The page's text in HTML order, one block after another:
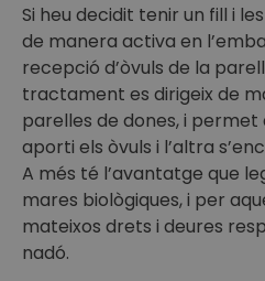
Si heu decidit tenir un fill i
de manera activa en
recepció d’òvuls de la
tractament es dirigeix de
parelles de dones, i permet
aporti els òvuls i l’altra
A més té l’avantatge que
mares biològiques, i per
mateixos drets i deures
nadó.